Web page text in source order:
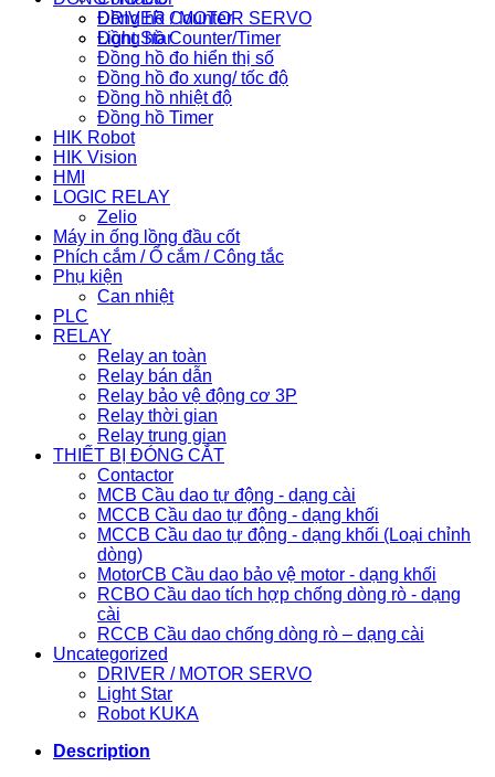
DRIVER / MOTOR SERVO
Light Star
Đồng hồ Counter
Đồng hồ Counter/Timer
Đồng hồ đo hiển thị số
Đồng hồ đo xung/ tốc độ
Đồng hồ nhiệt độ
Đồng hồ Timer
HIK Robot
HIK Vision
HMI
LOGIC RELAY
Zelio
Máy in ống lồng đầu cốt
Phích cắm / Ổ cắm / Công tắc
Phụ kiện
Can nhiệt
PLC
RELAY
Relay an toàn
Relay bán dẫn
Relay bảo vệ động cơ 3P
Relay thời gian
Relay trung gian
THIẾT BỊ ĐÓNG CẮT
Contactor
MCB Cầu dao tự động - dạng cài
MCCB Cầu dao tự động - dạng khối
MCCB Cầu dao tự động - dạng khối (Loại chỉnh
dòng)
MotorCB Cầu dao bảo vệ motor - dạng khối
RCBO Cầu dao tích hợp chống dòng rò - dạng
cài
RCCB Cầu dao chống dòng rò – dạng cài
Uncategorized
DRIVER / MOTOR SERVO
Light Star
Robot KUKA
Description